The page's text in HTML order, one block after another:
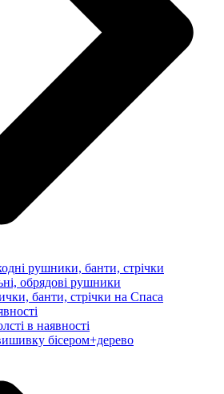
рушники, банти, стрічки
обрядові рушники
банти, стрічки на Спаса
в наявності
бісером+дерево